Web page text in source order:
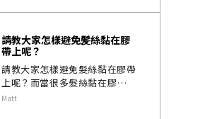
請教大家怎樣避免髪絲黏在膠
帶上呢？
請教大家怎樣避免髮絲黏在膠帶
上呢？而當很多髮絲黏在膠帶的
時候，怎樣去拆除膠帶而又可以
Matt